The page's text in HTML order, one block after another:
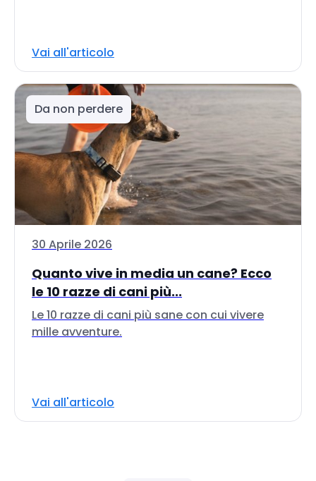
Vai all'articolo
Da non perdere
30 Aprile 2026
Quanto vive in media un cane? Ecco
le 10 razze di cani più...
Le 10 razze di cani più sane con cui vivere
mille avventure.
Vai all'articolo